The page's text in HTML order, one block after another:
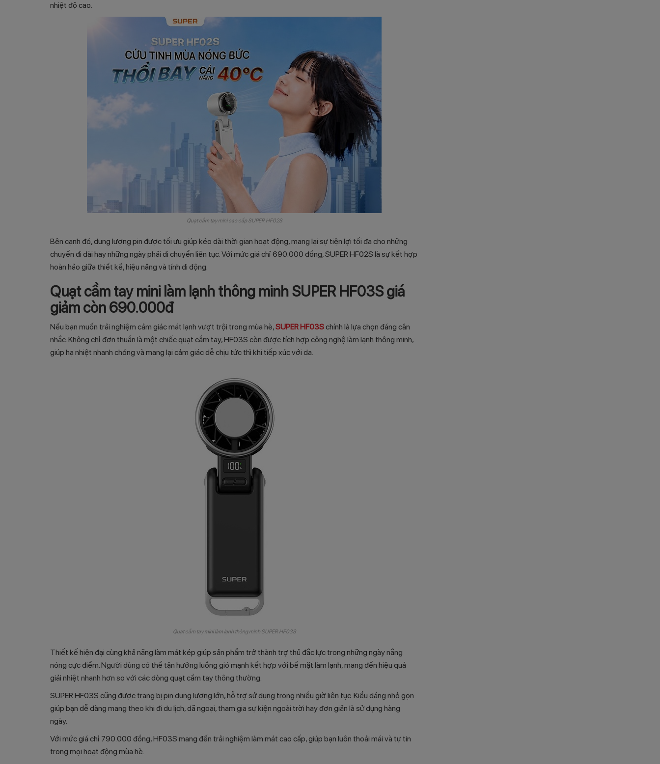
nhiệt độ cao.
Quạt cầm tay mini cao cấp SUPER HF02S
Bên cạnh đó, dung lượng pin được tối ưu giúp kéo dài thời gian hoạt động, mang lại sự tiện lợi tối đa cho những
chuyến đi dài hay những ngày phải di chuyển liên tục. Với mức giá chỉ 690.000 đồng, SUPER HF02S là sự kết hợp
hoàn hảo giữa thiết kế, hiệu năng và tính di động.
Quạt cầm tay mini làm lạnh thông minh SUPER HF03Sgiá
giảm còn690.000đ
Nếu bạn muốn trải nghiệm cảm giác mát lạnh vượt trội trong mùa hè,SUPER HF03Schính là lựa chọn đáng cân
nhắc. Không chỉ đơn thuần là một chiếc quạt cầm tay, HF03S còn được tích hợp công nghệ làm lạnh thông minh,
giúp hạ nhiệt nhanh chóng và mang lại cảm giác dễ chịu tức thì khi tiếp xúc với da.
Quạt cầm tay mini làm lạnh thông minh SUPER HF03S
Thiết kế hiện đại cùng khả năng làm mát kép giúp sản phẩm trở thành trợ thủ đắc lực trong những ngày nắng
nóng cực điểm. Người dùng có thể tận hưởng luồng gió mạnh kết hợp với bề mặt làm lạnh, mang đến hiệu quả
giải nhiệt nhanh hơn so với các dòng quạt cầm tay thông thường.
SUPER HF03S cũng được trang bị pin dung lượng lớn, hỗ trợ sử dụng trong nhiều giờ liên tục. Kiểu dáng nhỏ gọn
giúp bạn dễ dàng mang theo khi đi du lịch, dã ngoại, tham gia sự kiện ngoài trời hay đơn giản là sử dụng hàng
ngày.
Với mức giá chỉ 790.000 đồng, HF03S mang đến trải nghiệm làm mát cao cấp, giúp bạn luôn thoải mái và tự tin
trong mọi hoạt động mùa hè.